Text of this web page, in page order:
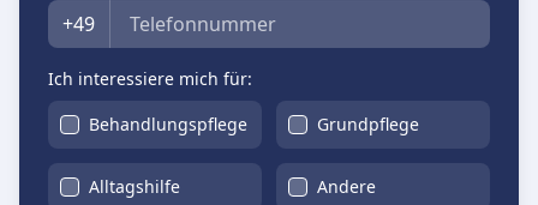
Telefon
+49
Ich interessiere mich für:
Behandlungspflege
Grundpflege
Alltagshilfe Andere